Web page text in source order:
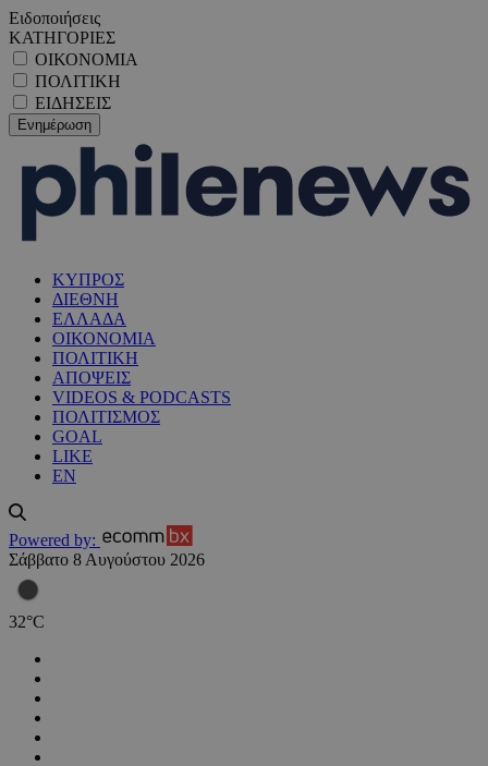
Ειδοποιήσεις
ΚΑΤΗΓΟΡΙΕΣ
ΟΙΚΟΝΟΜΙΑ
ΠΟΛΙΤΙΚΗ
ΕΙΔΗΣΕΙΣ
ΚΥΠΡΟΣ
ΔΙΕΘΝΗ
ΕΛΛΑΔΑ
ΟΙΚΟΝΟΜΙΑ
ΠΟΛΙΤΙΚΗ
ΑΠΟΨΕΙΣ
VIDEOS & PODCASTS
ΠΟΛΙΤΙΣΜΟΣ
GOAL
LIKE
EN
Powered by:
Σάββατο 8 Αυγούστου 2026
32°C